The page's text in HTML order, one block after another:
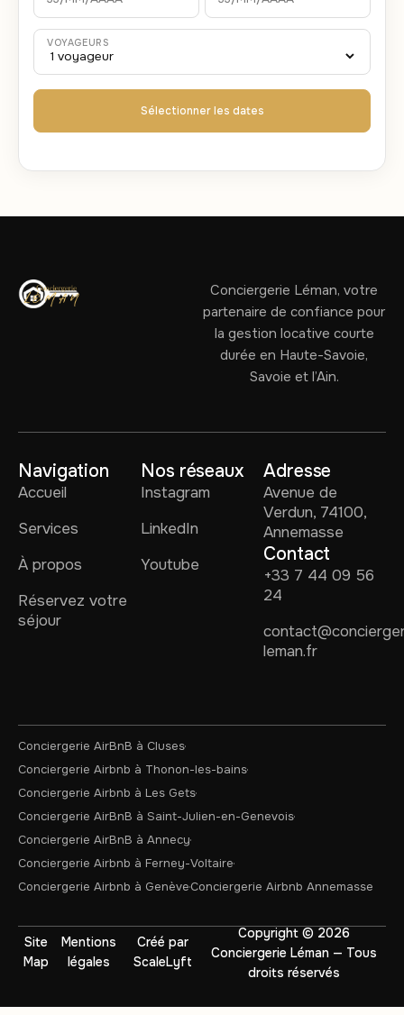
VOYAGEURS
Sélectionner les dates
Conciergerie Léman, votre
partenaire de confiance pour
la gestion locative courte
durée en Haute-Savoie,
Savoie et l’Ain.
Navigation
Accueil
Services
À propos
Réservez votre
séjour
Nos réseaux
Instagram
LinkedIn
Youtube
Adresse
Avenue de
Verdun, 74100,
Annemasse
Contact
+33 7 44 09 56
24
leman.fr
Conciergerie AirBnB à Cluses
Conciergerie Airbnb à Thonon-les-bains
Conciergerie Airbnb à Les Gets
Conciergerie AirBnB à Saint-Julien-en-Genevois
Conciergerie AirBnB à Annecy
Conciergerie Airbnb à Ferney-Voltaire
Conciergerie Airbnb à GenèveConciergerie Airbnb Annemasse
Copyright © 2026
Conciergerie Léman — Tous
droits réservés
Site
Map
Mentions
légales
Créé par
ScaleLyft